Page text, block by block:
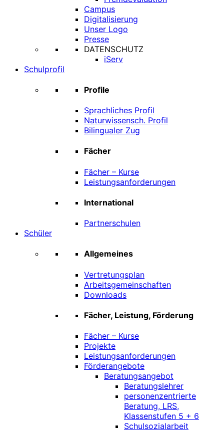
Campus
Digitalisierung
Unser Logo
Presse
DATENSCHUTZ
iServ
Schulprofil
Profile
Sprachliches Profil
Naturwissensch. Profil
Bilingualer Zug
Fächer
Fächer – Kurse
Leistungsanforderungen
International
Partnerschulen
Schüler
Allgemeines
Vertretungsplan
Arbeitsgemeinschaften
Downloads
Fächer, Leistung, Förderung
Fächer – Kurse
Projekte
Leistungsanforderungen
Förderangebote
Beratungsangebot
Beratungslehrer
personenzentrierte
Beratung, LRS,
Klassenstufen 5 + 6
Schulsozialarbeit